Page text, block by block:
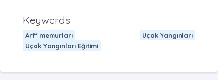
Keywords
Arff memurları
Uçak Yangınları
Uçak Yangınları Eğitimi